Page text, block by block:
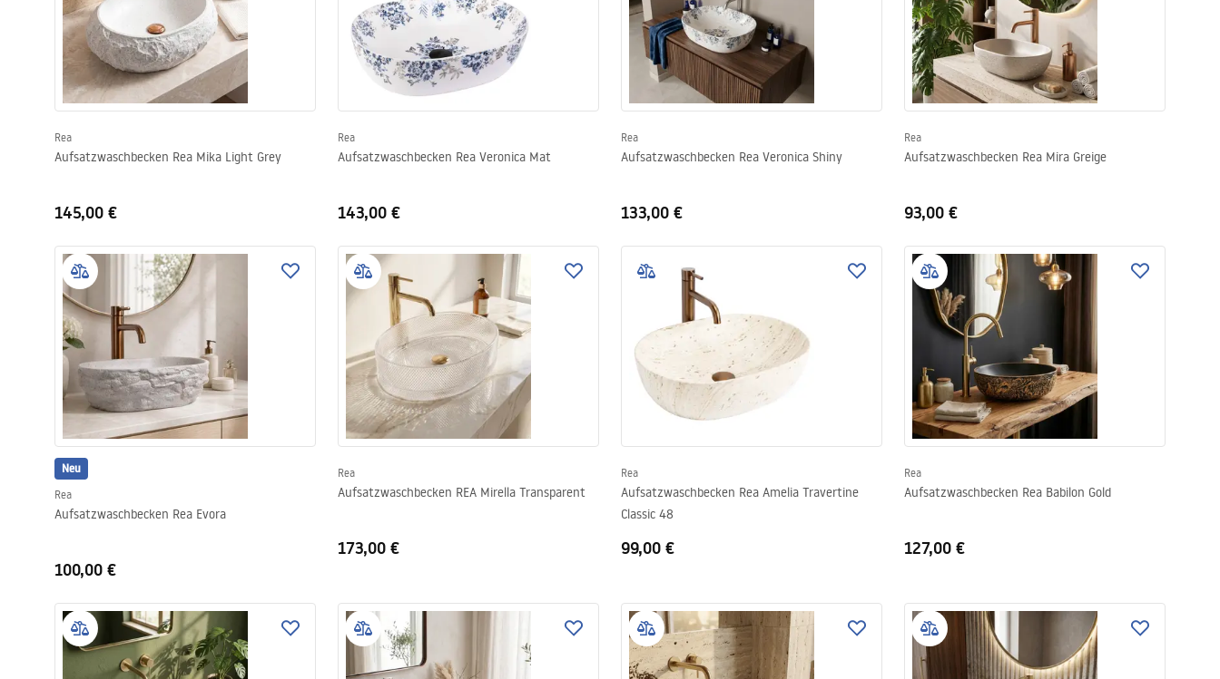
Rea
Aufsatzwaschbecken Rea Mika Light Grey
145,00 €
Rea
Aufsatzwaschbecken Rea Veronica Mat
143,00 €
Rea
Aufsatzwaschbecken Rea Veronica Shiny
133,00 €
Rea
Aufsatzwaschbecken Rea Mira Greige
93,00 €
Neu
Rea
Aufsatzwaschbecken Rea Evora
100,00 €
Rea
Aufsatzwaschbecken REA Mirella Transparent
173,00 €
Rea
Aufsatzwaschbecken Rea Amelia Travertine
Classic 48
99,00 €
Rea
Aufsatzwaschbecken Rea Babilon Gold
127,00 €